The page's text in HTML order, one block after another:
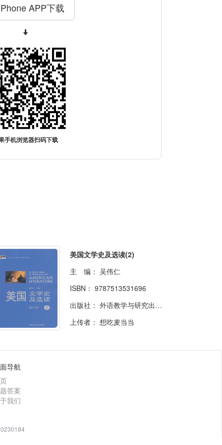
APP下载
手机浏览器扫码下载
美国文学史及选读(2)
主 编： 吴伟仁
ISBN： 9787513531696
出版社： 外语教学与研究出版社
上传者： 想吃麦当当
导航
答案
我们